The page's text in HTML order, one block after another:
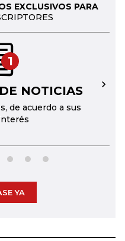
EXCLUSIVOS PARA
1
NOTICIAS
de acuerdo a sus
→
YA